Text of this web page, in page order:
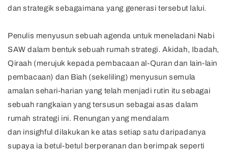
dan strategik sebagaimana yang generasi tersebut lalui.
Penulis menyusun sebuah agenda untuk meneladani Nabi
SAW dalam bentuk sebuah rumah strategi. Akidah, Ibadah,
Qiraah (merujuk kepada pembacaan al-Quran dan lain-lain
pembacaan) dan Biah (sekeliling) menyusun semula
amalan sehari-harian yang telah menjadi rutin itu sebagai
sebuah rangkaian yang tersusun sebagai asas dalam
rumah strategi ini. Renungan yang mendalam
dan insighful dilakukan ke atas setiap satu daripadanya
supaya ia betul-betul berperanan dan berimpak seperti